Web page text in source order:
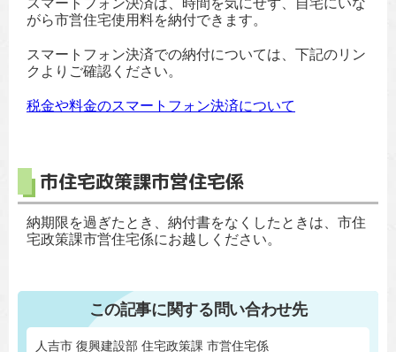
がら市営住宅使用料を納付できます。
スマートフォン決済での納付については、下記のリン
クよりご確認ください。
税金や料金のスマートフォン決済について
市住宅政策課市営住宅係
納期限を過ぎたとき、納付書をなくしたときは、市住
宅政策課市営住宅係にお越しください。
この記事に関する問い合わせ先
人吉市 復興建設部 住宅政策課 市営住宅係